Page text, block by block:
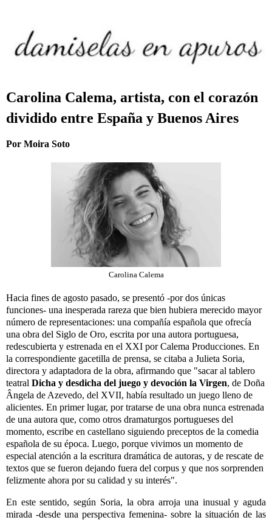
Carolina Calema, artista, con el corazón
dividido entre España y Buenos Aires
Por Moira Soto
Carolina Calema
Hacia fines de agosto pasado, se presentó -por dos únicas
funciones- una inesperada rareza que bien hubiera merecido mayor
número de representaciones: una compañía española que ofrecía
una obra del Siglo de Oro, escrita por una autora portuguesa,
redescubierta y estrenada en el XXI por Calema Producciones. En
la correspondiente gacetilla de prensa, se citaba a Julieta Soria,
directora y adaptadora de la obra, afirmando que "sacar al tablero
teatral Dicha y desdicha del juego y devoción la Virgen, de Doña
Ângela de Azevedo, del XVII, había resultado un juego lleno de
alicientes. En primer lugar, por tratarse de una obra nunca estrenada
de una autora que, como otros dramaturgos portugueses del
momento, escribe en castellano siguiendo preceptos de la comedia
española de su época. Luego, porque vivimos un momento de
especial atención a la escritura dramática de autoras, y de rescate de
textos que se fueron dejando fuera del corpus y que nos sorprenden
felizmente ahora por su calidad y su interés".
En este sentido, según Soria, la obra arroja una inusual y aguda
mirada -desde una perspectiva femenina- sobre la situación de las